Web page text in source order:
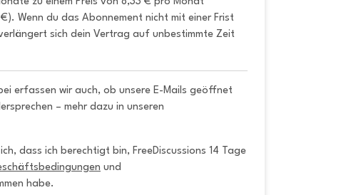
Wenn du das Abonnement nicht mit einer Frist
sich dein Vertrag auf unbestimmte Zeit
erfassen wir auch, ob unsere E-Mails geöffnet
– mehr dazu in unseren
dass ich berechtigt bin, FreeDiscussions 14 Tage
habe.